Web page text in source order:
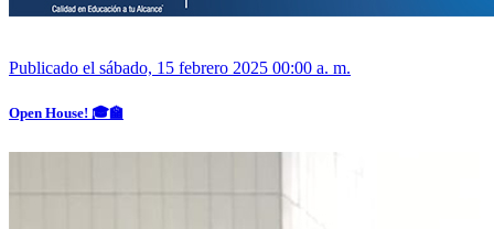
Publicado el sábado, 15 febrero 2025 00:00 a. m.
Open House! 🎓🏫